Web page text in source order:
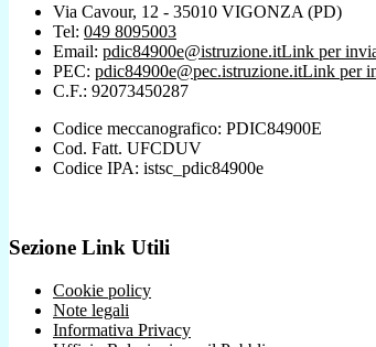
Via Cavour, 12 - 35010 VIGONZA (PD)
Tel: 049 8095003
Email: pdic84900e@istruzione.itLink per
PEC: pdic84900e@pec.istruzione.itLink per
C.F.: 92073450287
Codice meccanografico: PDIC84900E
Cod. Fatt. UFCDUV
Codice IPA: istsc_pdic84900e
Sezione Link Utili
Cookie policy
Note legali
Informativa Privacy